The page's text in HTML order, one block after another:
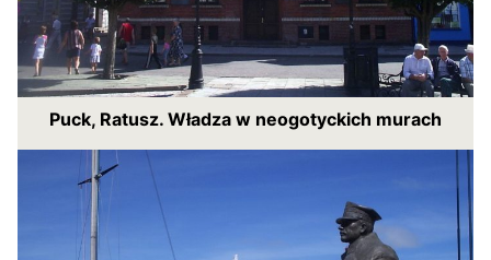
Puck, Ratusz. Władza w neogotyckich murach